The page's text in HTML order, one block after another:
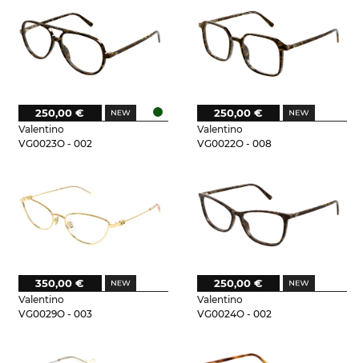
Valentino
VG0023O - 002
250,00 €
Valentino
VG0022O - 008
250,00 €
Valentino
VG0029O - 003
350,00 €
Valentino
VG0024O - 002
250,00 €